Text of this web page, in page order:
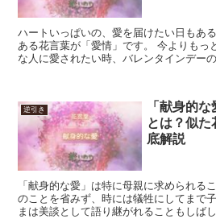
ハートいっぱいの、愛を届けたい日もあ
ある花言葉が「愛情」です。 今よりもっ
な人に愛されたい時、バレンタインデー
逆引き
「献身的
とは？似た
底解説
「献身的な愛」は特に母親に求められる
のことを省みず、時には犠牲にしてまで
まは美談として語り継がれることもしば